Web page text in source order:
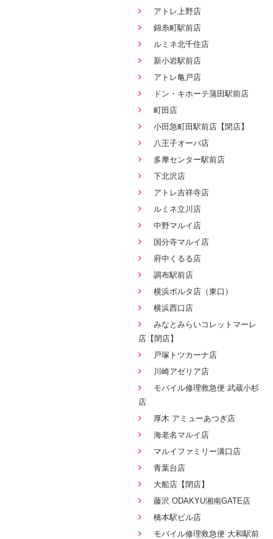
アトレ上野店
錦糸町駅前店
ルミネ北千住店
新小岩駅前店
アトレ亀戸店
ドン・キホーテ蒲田駅前店
町田店
小田急町田駅前店【閉店】
八王子オーパ店
多摩センター駅前店
下北沢店
アトレ吉祥寺店
ルミネ立川店
中野マルイ店
国分寺マルイ店
府中くるる店
調布駅前店
横浜ポルタ店（東口）
横浜西口店
みなとみらいコレットマーレ
店【閉店】
戸塚トツカーナ店
川崎アゼリア店
モバイル修理救急便 武蔵小杉
店
厚木 アミューあつぎ店
海老名マルイ店
マルイファミリー溝口店
青葉台店
大船店【閉店】
藤沢 ODAKYU湘南GATE店
橋本駅ビル店
モバイル修理救急便 大和駅前